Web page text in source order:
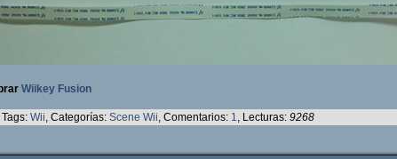
Wiikey Fusion
Tags: Wii, Categorías: Scene Wii, Comentarios: 1, Lecturas: 9268